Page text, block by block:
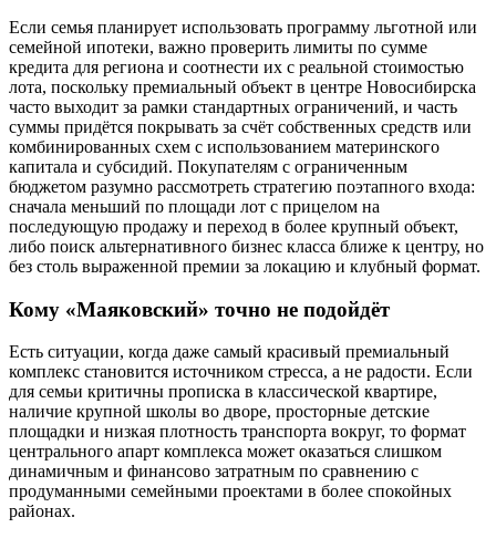
Если семья планирует использовать программу льготной или
семейной ипотеки, важно проверить лимиты по сумме
кредита для региона и соотнести их с реальной стоимостью
лота, поскольку премиальный объект в центре Новосибирска
часто выходит за рамки стандартных ограничений, и часть
суммы придётся покрывать за счёт собственных средств или
комбинированных схем с использованием материнского
капитала и субсидий. Покупателям с ограниченным
бюджетом разумно рассмотреть стратегию поэтапного входа:
сначала меньший по площади лот с прицелом на
последующую продажу и переход в более крупный объект,
либо поиск альтернативного бизнес класса ближе к центру, но
без столь выраженной премии за локацию и клубный формат.
Кому «Маяковский» точно не подойдёт
Есть ситуации, когда даже самый красивый премиальный
комплекс становится источником стресса, а не радости. Если
для семьи критичны прописка в классической квартире,
наличие крупной школы во дворе, просторные детские
площадки и низкая плотность транспорта вокруг, то формат
центрального апарт комплекса может оказаться слишком
динамичным и финансово затратным по сравнению с
продуманными семейными проектами в более спокойных
районах.